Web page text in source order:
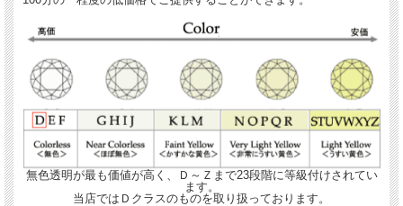
無色透明が最も価値が高く、Ｄ～Ｚまで23段階に等級付けされてい
ます。
当店ではＤクラスのものを取り扱っております。